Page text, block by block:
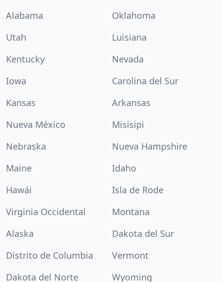
Alabama
Oklahoma
Utah
Luisiana
Kentucky
Nevada
Iowa
Carolina del Sur
Kansas
Arkansas
Nueva México
Misisipi
Nebraska
Nueva Hampshire
Maine
Idaho
Hawái
Isla de Rode
Virginia Occidental
Montana
Alaska
Dakota del Sur
Distrito de Columbia
Vermont
Dakota del Norte
Wyoming